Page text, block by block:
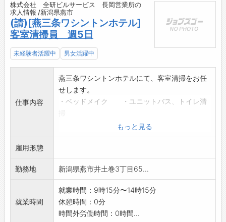
株式会社 全研ビルサービス 長岡営業所の
求人情報 /新潟県燕市
(請)[燕三条ワシントンホテル]
客室清掃員 週5日
未経験者活躍中 男女活躍中
仕事内容
燕三条ワシントンホテルにて、客室清掃をお任
せします。
・ベッドメイク ・ユニットバス、トイレ清
・消耗品や備品補充 ・客室の床清掃
1日6～9名で、客室フロアを分担します。(各階
チームで進めるので安心です!
*週5日で安定勤務!社保完備。
*清掃未経験の方にも丁寧にお教えしますのでご
安心ください。
*客室清掃の経験がある方も大歓迎です!
「変更範囲:変更なし」
もっと見る
雇用形態
勤務地 新潟県燕市井土巻3丁目65...
就業時間
就業時間：9時15分〜14時15分
休憩時間：0分
時間外労働時間：0時間...